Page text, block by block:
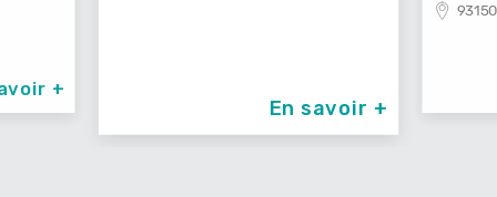
+
En savoir +